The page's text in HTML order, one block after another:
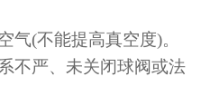
气(不能提高真空度)。
不严、未关闭球阀或法